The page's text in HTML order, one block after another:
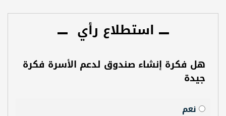
استطلاع رأي
هل فكرة إنشاء صندوق لدعم الأسرة فكرة
جيدة
نعم